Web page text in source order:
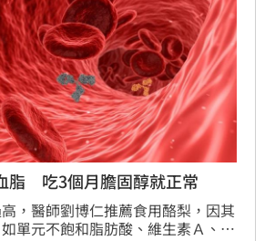
脂 吃3個月膽固醇就正常
，醫師劉博仁推薦食用酪梨，因其
單元不飽和脂肪酸、維生素Ａ、